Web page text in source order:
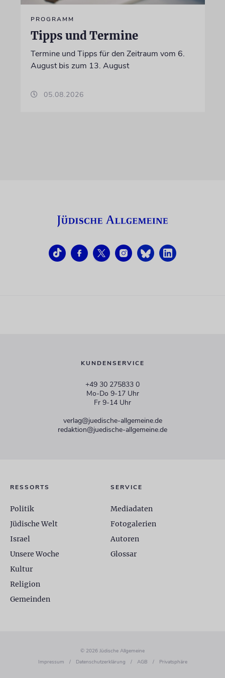
PROGRAMM
Tipps und Termine
Termine und Tipps für den Zeitraum vom 6.
August bis zum 13. August
05.08.2026
KUNDENSERVICE
+49 30 275833 0
Mo-Do 9-17 Uhr
Fr 9-14 Uhr
verlag@juedische-allgemeine.de
redaktion@juedische-allgemeine.de
RESSORTS
Politik
Jüdische Welt
Israel
Unsere Woche
Kultur
Religion
Gemeinden
SERVICE
Mediadaten
Fotogalerien
Autoren
Glossar
© 2026 Jüdische Allgemeine
Impressum
/ Datenschutzerklärung / AGB / Privatsphäre